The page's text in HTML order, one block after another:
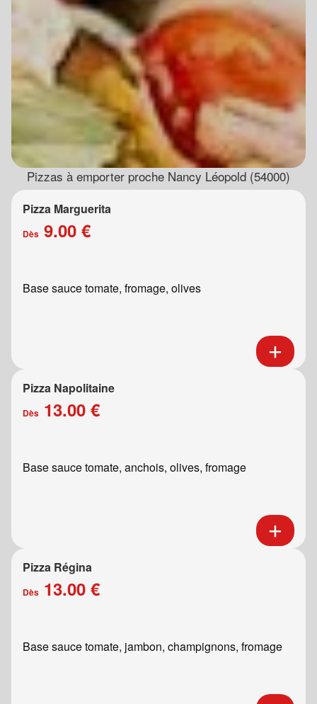
Pizzas à emporter proche Nancy Léopold (54000)
Pizza Marguerita
Dès 9.00 €
Base sauce tomate, fromage, olives
Pizza Napolitaine
Dès 13.00 €
Base sauce tomate, anchois, olives, fromage
Pizza Régina
Dès 13.00 €
Base sauce tomate, jambon, champignons, fromage